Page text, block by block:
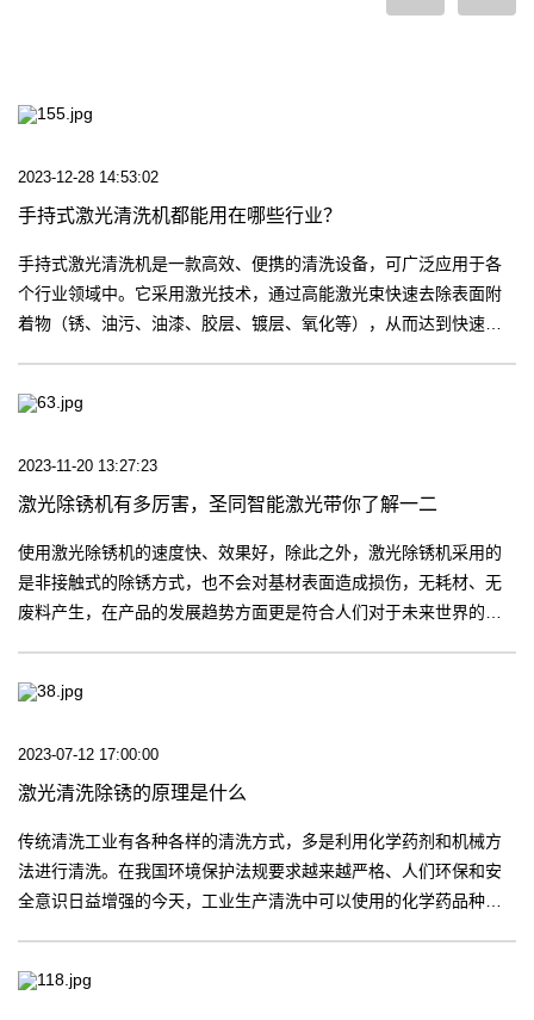
2023-12-28 14:53:02
手持式激光清洗机都能用在哪些行业？
手持式激光清洗机是一款高效、便携的清洗设备，可广泛应用于各
个行业领域中。它采用激光技术，通过高能激光束快速去除表面附
着物（锈、油污、油漆、胶层、镀层、氧化等），从而达到快速彻
2023-11-20 13:27:23
激光除锈机有多厉害，圣同智能激光带你了解一二
使用激光除锈机的速度快、效果好，除此之外，激光除锈机采用的
是非接触式的除锈方式，也不会对基材表面造成损伤，无耗材、无
废料产生，在产品的发展趋势方面更是符合人们对于未来世界的构
2023-07-12 17:00:00
激光清洗除锈的原理是什么
传统清洗工业有各种各样的清洗方式，多是利用化学药剂和机械方
法进行清洗。在我国环境保护法规要求越来越严格、人们环保和安
全意识日益增强的今天，工业生产清洗中可以使用的化学药品种类